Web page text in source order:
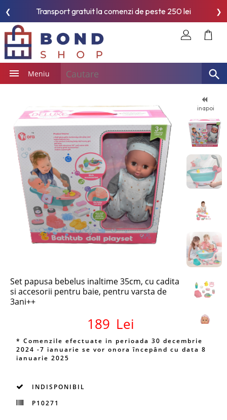
Transport gratuit la comenzi de peste 250 lei
❮ ❯
Meniu
inapoi
Set papusa bebelus inaltime 35cm, cu cadita
si accesorii pentru baie, pentru varsta de
3ani++
189 Lei
* Comenzile efectuate in perioada 30 decembrie
2024 -7 ianuarie se vor onora începând cu data 8
ianuarie 2025
INDISPONIBIL
P10271